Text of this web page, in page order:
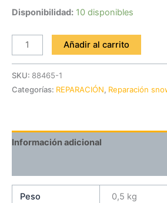
Disponibilidad: 10 disponibles
Añadir al carrito
SKU: 88465-1
Categorías: REPARACIÓN, Reparación
Información adicional
Peso 0,5 kg